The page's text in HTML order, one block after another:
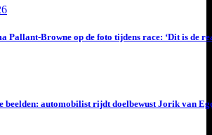
Pallant-Browne op de foto tijdens race: ‘Dit is de
beelden: automobilist rijdt doelbewust Jorik van